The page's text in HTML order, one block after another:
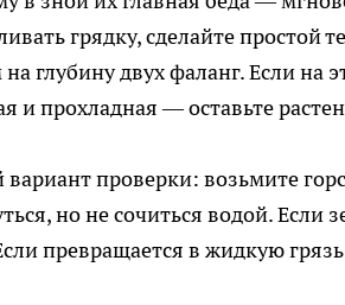
грядку, сделайте простой
на глубину двух фаланг. Если на
и прохладная — оставьте
вариант проверки: возьмите
но не сочиться водой.
превращается в жидкую